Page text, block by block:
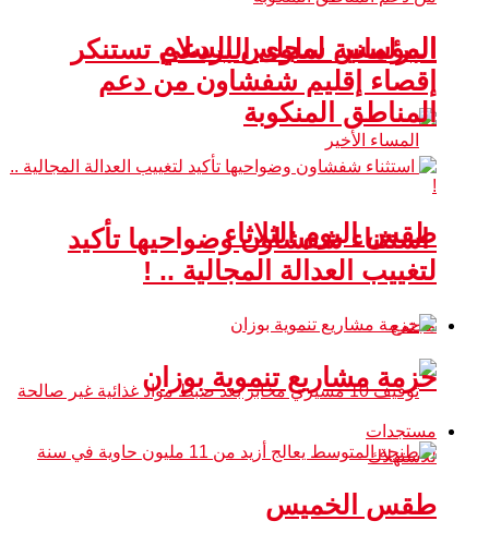
المؤسس لمجلس السلام
طقس اليوم الثلاثاء
مجتمع
البرلمانية سلوى البردعي تستنكر
إقصاء إقليم شفشاون من دعم
المناطق المنكوبة
استثناء شفشاون وضواحيها تأكيد
لتغييب العدالة المجالية .. !
حزمة مشاريع تنموية بوزان
مستجدات
طقس الخميس